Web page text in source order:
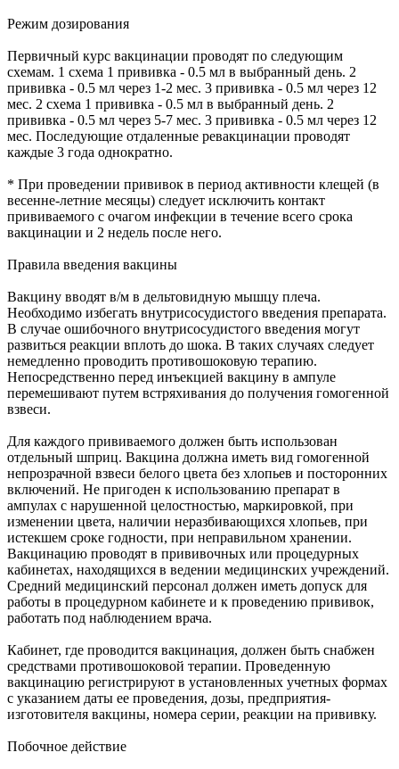
Режим дозирования
Первичный курс вакцинации проводят по следующим
схемам. 1 схема 1 прививка - 0.5 мл в выбранный день. 2
прививка - 0.5 мл через 1-2 мес. 3 прививка - 0.5 мл через 12
мес. 2 схема 1 прививка - 0.5 мл в выбранный день. 2
прививка - 0.5 мл через 5-7 мес. 3 прививка - 0.5 мл через 12
мес. Последующие отдаленные ревакцинации проводят
каждые 3 года однократно.
* При проведении прививок в период активности клещей (в
весенне-летние месяцы) следует исключить контакт
прививаемого с очагом инфекции в течение всего срока
вакцинации и 2 недель после него.
Правила введения вакцины
Вакцину вводят в/м в дельтовидную мышцу плеча.
Необходимо избегать внутрисосудистого введения препарата.
В случае ошибочного внутрисосудистого введения могут
развиться реакции вплоть до шока. В таких случаях следует
немедленно проводить противошоковую терапию.
Непосредственно перед инъекцией вакцину в ампуле
перемешивают путем встряхивания до получения гомогенной
взвеси.
Для каждого прививаемого должен быть использован
отдельный шприц. Вакцина должна иметь вид гомогенной
непрозрачной взвеси белого цвета без хлопьев и посторонних
включений. Не пригоден к использованию препарат в
ампулах с нарушенной целостностью, маркировкой, при
изменении цвета, наличии неразбивающихся хлопьев, при
истекшем сроке годности, при неправильном хранении.
Вакцинацию проводят в прививочных или процедурных
кабинетах, находящихся в ведении медицинских учреждений.
Средний медицинский персонал должен иметь допуск для
работы в процедурном кабинете и к проведению прививок,
работать под наблюдением врача.
Кабинет, где проводится вакцинация, должен быть снабжен
средствами противошоковой терапии. Проведенную
вакцинацию регистрируют в установленных учетных формах
с указанием даты ее проведения, дозы, предприятия-
изготовителя вакцины, номера серии, реакции на прививку.
Побочное действие